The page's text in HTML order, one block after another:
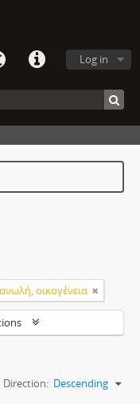
Log in
οικογένεια
Direction: Descending